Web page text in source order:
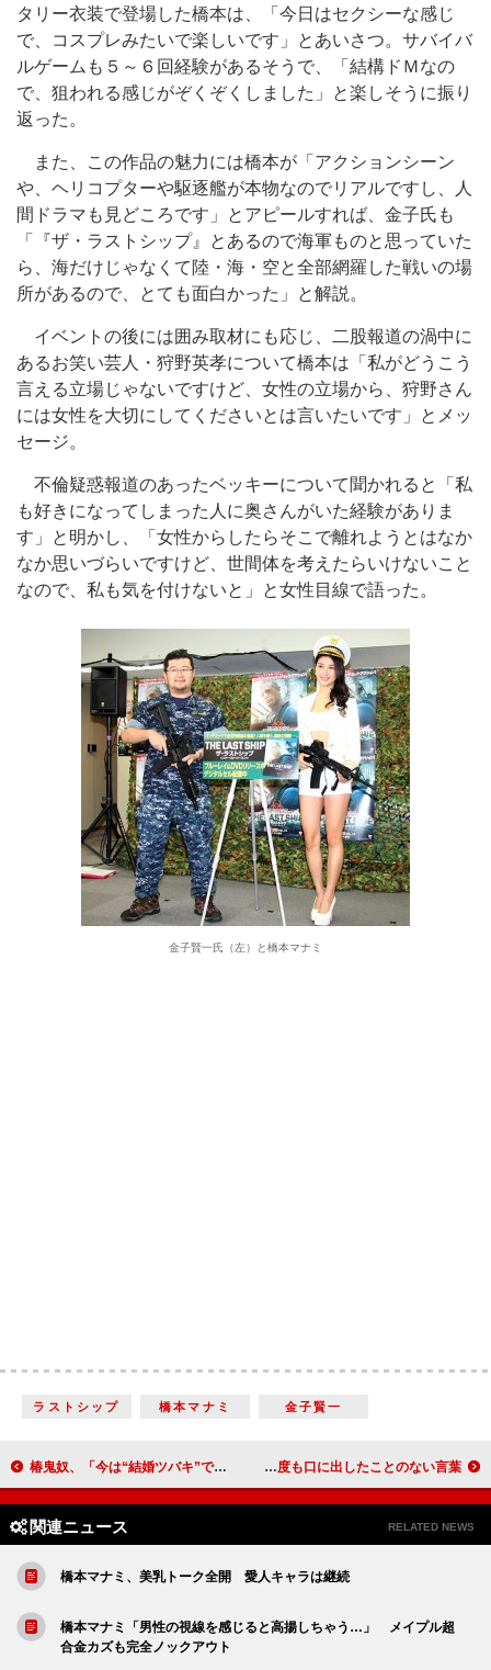
タリー衣装で登場した橋本は、「今日はセクシーな感じ
で、コスプレみたいで楽しいです」とあいさつ。サバイバ
ルゲームも５～６回経験があるそうで、「結構ドＭなの
で、狙われる感じがぞくぞくしました」と楽しそうに振り
返った。
また、この作品の魅力には橋本が「アクションシーン
や、ヘリコプターや駆逐艦が本物なのでリアルですし、人
間ドラマも見どころです」とアピールすれば、金子氏も
「『ザ・ラストシップ』とあるので海軍ものと思っていた
ら、海だけじゃなくて陸・海・空と全部網羅した戦いの場
所があるので、とても面白かった」と解説。
イベントの後には囲み取材にも応じ、二股報道の渦中に
あるお笑い芸人・狩野英孝について橋本は「私がどうこう
言える立場じゃないですけど、女性の立場から、狩野さん
には女性を大切にしてくださいとは言いたいです」とメッ
セージ。
不倫疑惑報道のあったベッキーについて聞かれると「私
も好きになってしまった人に奥さんがいた経験がありま
す」と明かし、「女性からしたらそこで離れようとはなか
なか思いづらいですけど、世間体を考えたらいけないこと
なので、私も気を付けないと」と女性目線で語った。
金子賢一氏（左）と橋本マナミ
ラストシップ 橋本マナミ 金子賢一
椿鬼奴、「今は“結婚ツバキ”です」 料理上手な夫に恵まれ幸せいっぱい！？ 大島優子、衝撃ワード連発を宣言 人生で一度も口に出したことのない言葉…
関連ニュース RELATED NEWS
橋本マナミ、美乳トーク全開 愛人キャラは継続
橋本マナミ「男性の視線を感じると高揚しちゃう…」 メイプル超
合金カズも完全ノックアウト